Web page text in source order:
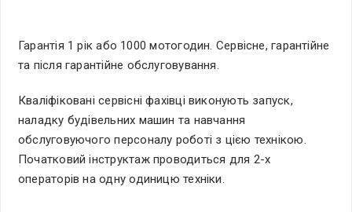
Гарантія 1 рік або 1000 мотогодин. Сервісне, гарантійне
та після гарантійне обслуговування.
Кваліфіковані сервісні фахівці виконують запуск,
наладку будівельних машин та навчання
обслуговуючого персоналу роботі з цією технікою.
Початковий інструктаж проводиться для 2-х
операторів на одну одиницю техніки.